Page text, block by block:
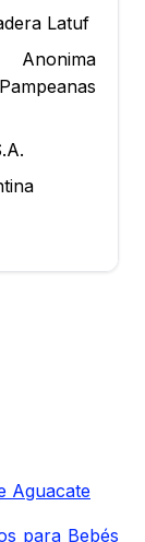
Latuf
Anonima
Aguacate
para Bebés